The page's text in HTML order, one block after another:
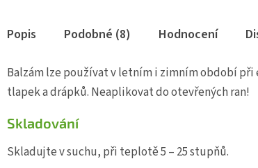
Popis Podobné (8) Hodnocení
Balzám lze používat v letním i zimním období
tlapek a drápků. Neaplikovat do otevřených ran!
Skladování
Skladujte v suchu, při teplotě 5 – 25 stupňů.